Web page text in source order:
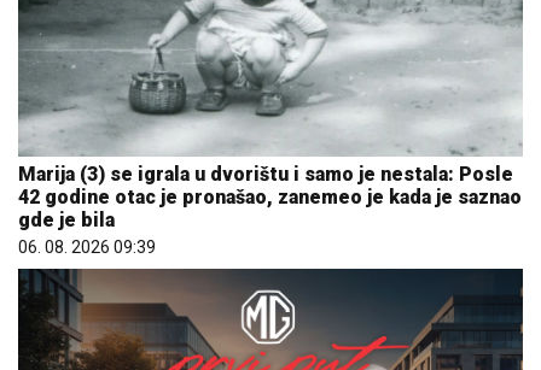
Marija (3) se igrala u dvorištu i samo je nestala: Posle
42 godine otac je pronašao, zanemeo je kada je saznao
gde je bila
06. 08. 2026 09:39